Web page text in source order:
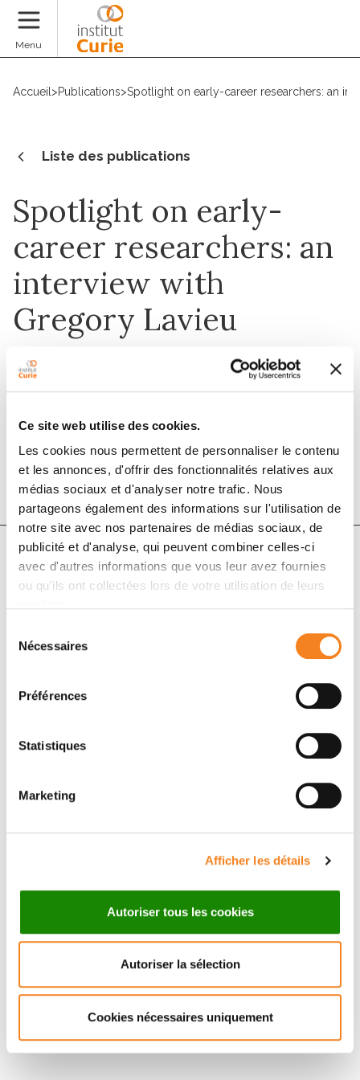
Ce site web utilise des cookies.
Les cookies nous permettent de personnaliser le contenu
et les annonces, d'offrir des fonctionnalités relatives aux
médias sociaux et d'analyser notre trafic. Nous
partageons également des informations sur l'utilisation de
notre site avec nos partenaires de médias sociaux, de
publicité et d'analyse, qui peuvent combiner celles-ci
avec d'autres informations que vous leur avez fournies
ou qu'ils ont collectées lors de votre utilisation de leurs
Nécessaires
Préférences
Statistiques
Marketing
Afficher les détails
Autoriser tous les cookies
Autoriser la sélection
Cookies nécessaires uniquement
Menu
Accueil >Publications>Spotlight on early-career researchers: an
Liste des publications
Spotlight on early-
career researchers: an
interview with
Gregory Lavieu
Communications Biology
DOI : 10.1038/s42003-018-0144-1
sociaux et en vous inscrivant à notre newsletter.
Inscrivez-vous à la newsletter